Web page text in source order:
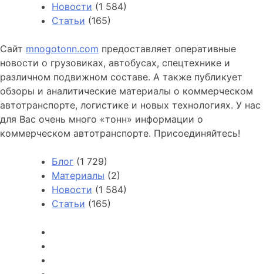
Новости (1 584)
Статьи (165)
Сайт mnogotonn.com предоставляет оперативные
новости о грузовиках, автобусах, спецтехнике и
различном подвижном составе. А также публикует
обзоры и аналитические материалы о коммерческом
автотранспорте, логистике и новых технологиях. У нас
для Вас очень много «тонн» информации о
коммерческом автотранспорте. Присоединяйтесь!
Блог (1 729)
Материалы (2)
Новости (1 584)
Статьи (165)